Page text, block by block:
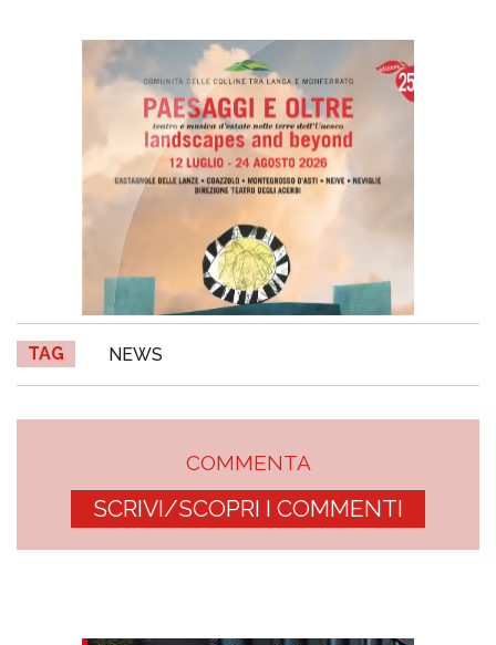
TAG NEWS
COMMENTA
SCRIVI/SCOPRI I COMMENTI